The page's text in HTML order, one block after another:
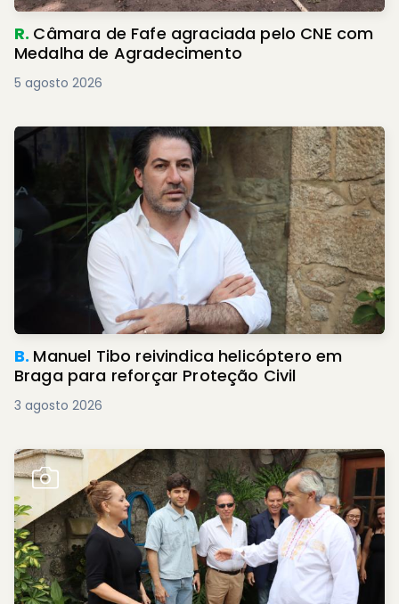
R. Câmara de Fafe agraciada pelo CNE com
Medalha de Agradecimento
5 agosto 2026
B. Manuel Tibo reivindica helicóptero em
Braga para reforçar Proteção Civil
3 agosto 2026